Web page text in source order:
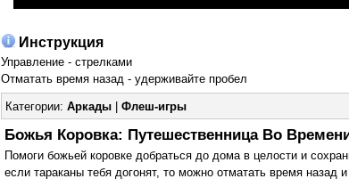
Инструкция
Управление - стрелками
Отматать время назад - удерживайте пробел
Категории: Аркады| Флеш-игры
Божья Коровка: Путешественница Во
Помоги божьей коровке добраться до дома в целости и
если тараканы тебя догонят, то можно отматать время назад